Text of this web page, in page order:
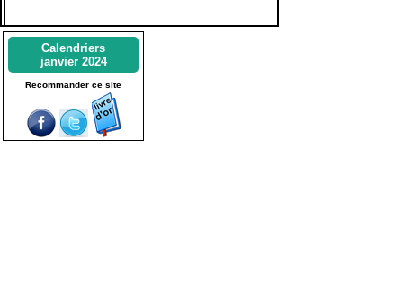
Calendriers
janvier 2024
Recommander ce site